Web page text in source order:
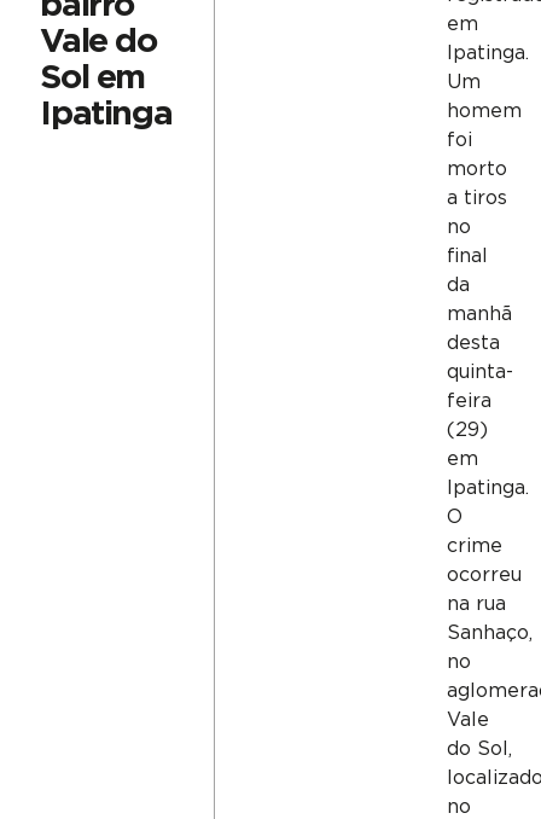
Vale do
Sol em
Ipatinga
em
Ipatinga.
Um
homem
foi
morto
a tiros
no
final
da
manhã
desta
quinta-
feira
(29)
em
Ipatinga.
O
crime
ocorreu
na rua
Sanhaço,
no
Vale
do Sol,
no